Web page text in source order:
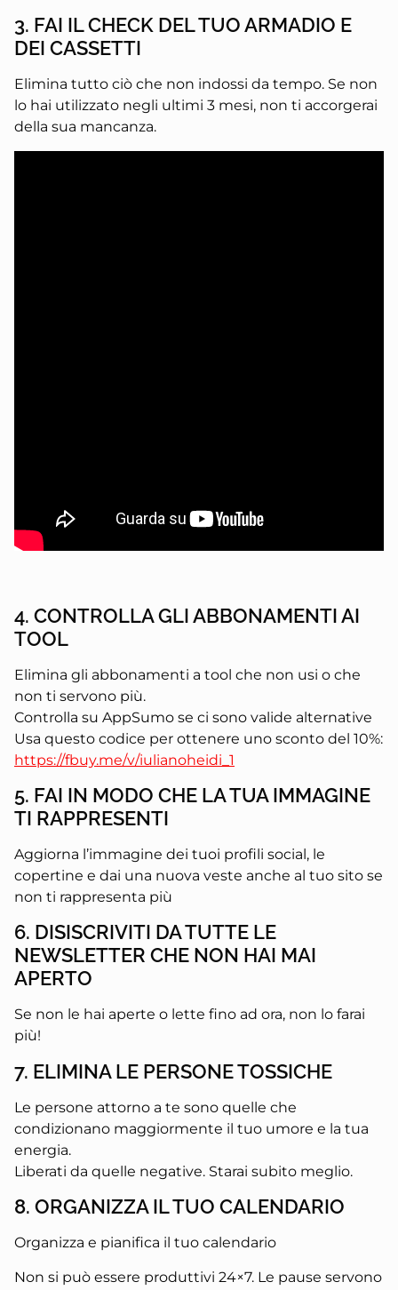
3. FAI IL CHECK DEL TUO ARMADIO E
DEI CASSETTI
Elimina tutto ciò che non indossi da tempo. Se non
lo hai utilizzato negli ultimi 3 mesi, non ti accorgerai
della sua mancanza.
4. CONTROLLA GLI ABBONAMENTI AI
TOOL
Elimina gli abbonamenti a tool che non usi o che
non ti servono più.
Controlla su AppSumo se ci sono valide alternative
Usa questo codice per ottenere uno sconto del 10%:
https://fbuy.me/v/iulianoheidi_1
5. FAI IN MODO CHE LA TUA IMMAGINE
TI RAPPRESENTI
Aggiorna l’immagine dei tuoi profili social, le
copertine e dai una nuova veste anche al tuo sito se
non ti rappresenta più
6. DISISCRIVITI DA TUTTE LE
NEWSLETTER CHE NON HAI MAI
APERTO
Se non le hai aperte o lette fino ad ora, non lo farai
più!
7. ELIMINA LE PERSONE TOSSICHE
Le persone attorno a te sono quelle che
condizionano maggiormente il tuo umore e la tua
energia.
Liberati da quelle negative. Starai subito meglio.
8. ORGANIZZA IL TUO CALENDARIO
Organizza e pianifica il tuo calendario
Non si può essere produttivi 24×7. Le pause servono